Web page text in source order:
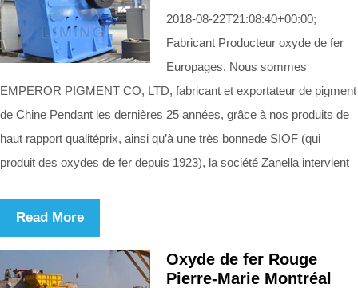
2018-08-22T21:08:40+00:00;
Fabricant Producteur oxyde de fer
Europages. Nous sommes
EMPEROR PIGMENT CO, LTD, fabricant et exportateur de pigment
de Chine Pendant les dernières 25 années, grâce à nos produits de
haut rapport qualitéprix, ainsi qu’à une très bonnede SIOF (qui
produit des oxydes de fer depuis 1923), la société Zanella intervient
Read More
Oxyde de fer Rouge
Pierre-Marie Montréal